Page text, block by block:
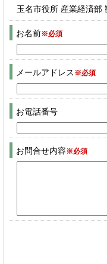
玉名市役所 産業経済部
お名前※必須
メールアドレス ※必須
お電話番号
お問合せ内容※必須